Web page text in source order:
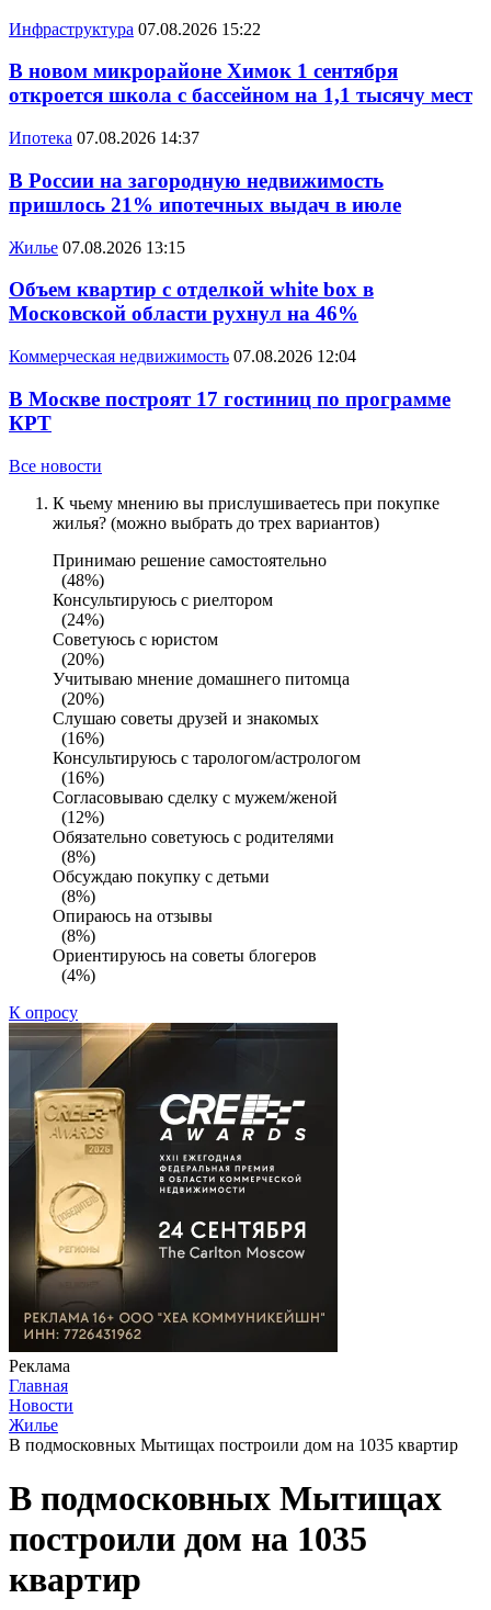
Инфраструктура 07.08.2026 15:22
В новом микрорайоне Химок 1 сентября
откроется школа с бассейном на 1,1 тысячу мест
Ипотека 07.08.2026 14:37
В России на загородную недвижимость
пришлось 21% ипотечных выдач в июле
Жилье 07.08.2026 13:15
Объем квартир с отделкой white box в
Московской области рухнул на 46%
Коммерческая недвижимость 07.08.2026 12:04
В Москве построят 17 гостиниц по программе
КРТ
Все новости
К чьему мнению вы прислушиваетесь при покупке
жилья? (можно выбрать до трех вариантов)
Принимаю решение самостоятельно
(48%)
Консультируюсь с риелтором
(24%)
Советуюсь с юристом
(20%)
Учитываю мнение домашнего питомца
(20%)
Слушаю советы друзей и знакомых
(16%)
Консультируюсь с тарологом/астрологом
(16%)
Согласовываю сделку с мужем/женой
(12%)
Обязательно советуюсь с родителями
(8%)
Обсуждаю покупку с детьми
(8%)
Опираюсь на отзывы
(8%)
Ориентируюсь на советы блогеров
(4%)
К опросу
Реклама
Главная
Новости
Жилье
В подмосковных Мытищах построили дом на 1035 квартир
В подмосковных Мытищах
построили дом на 1035
квартир